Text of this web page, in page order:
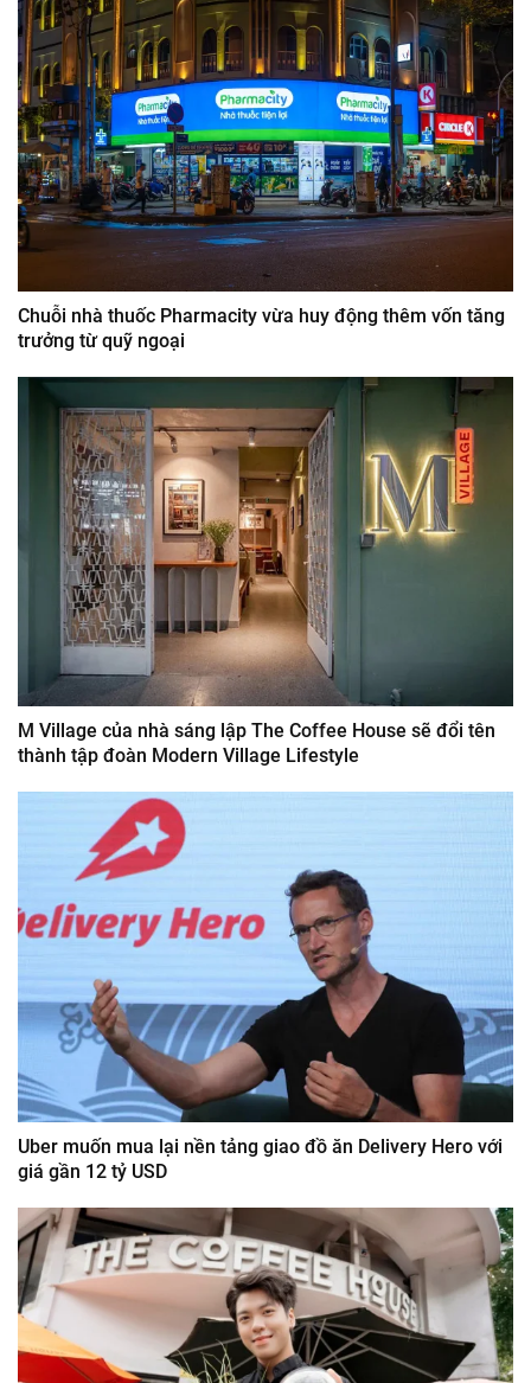
Chuỗi nhà thuốc Pharmacity vừa huy động thêm vốn tăng
trưởng từ quỹ ngoại
M Village của nhà sáng lập The Coffee House sẽ đổi tên
thành tập đoàn Modern Village Lifestyle
Uber muốn mua lại nền tảng giao đồ ăn Delivery Hero với
giá gần 12 tỷ USD